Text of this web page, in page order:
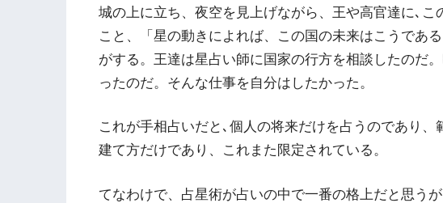
城の上に立ち、夜空を見上げながら、王や高官達に､こ
こと、「星の動きによれば、この国の未来はこうであ
がする。王達は星占い師に国家の行方を相談したのだ
ったのだ。そんな仕事を自分はしたかった。
これが手相占いだと､個人の将来だけを占うのであり
建て方だけであり、これまた限定されている。
てなわけで、占星術が占いの中で一番の格上だと思う